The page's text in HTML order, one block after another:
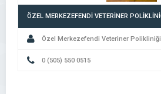
Özel Merkezefendi Veteriner Polikliniği
0 (505) 550 0515